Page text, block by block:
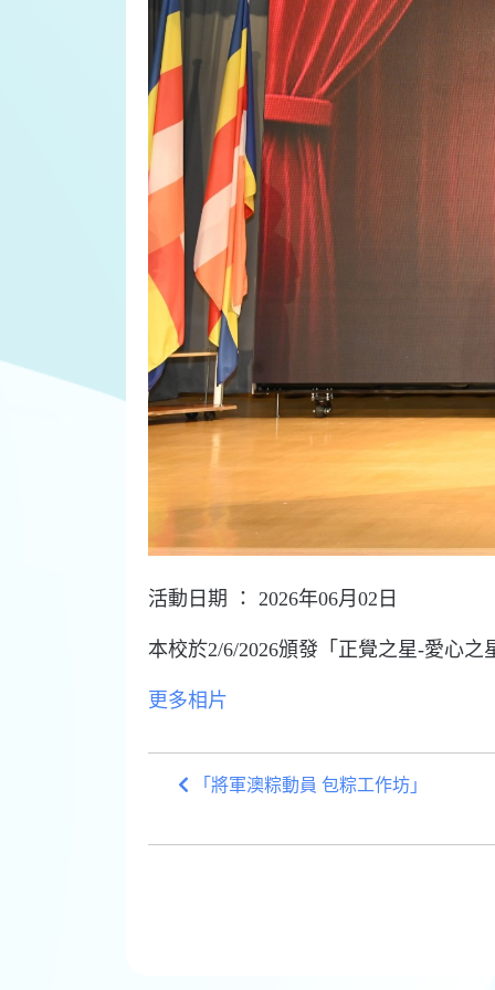
活動日期 ： 2026年06月02日
本校於2/6/2026頒發「正覺之星-愛心
更多相片
「將軍澳粽動員 包粽工作坊」